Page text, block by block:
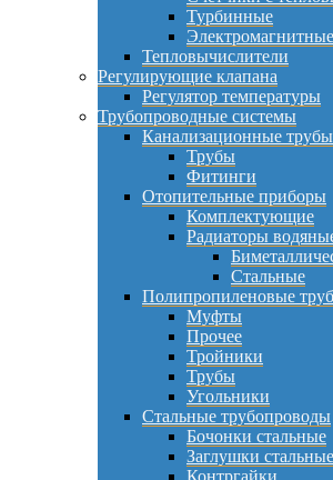
Турбинные
Электромагнитные
Тепловычислители
Регулирующие клапана
Регулятор температуры
Трубопроводные системы
Канализационные трубы
Трубы
Фитинги
Отопительные приборы
Комплектующие
Радиаторы
Стальные
Полипропиленовые
Муфты
Прочее
Тройники
Трубы
Угольники
Стальные трубопроводы
Бочонки стальные
Заглушки стальные
Контргайки